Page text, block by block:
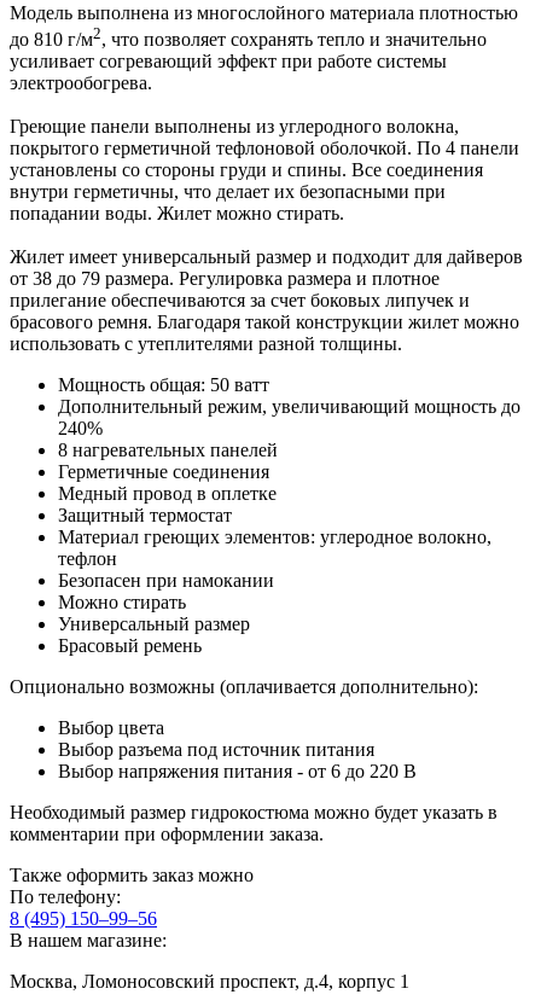
Модель выполнена из многослойного материала плотностью
до 810 г/м2, что позволяет сохранять тепло и значительно
усиливает согревающий эффект при работе системы
электрообогрева.
Греющие панели выполнены из углеродного волокна,
покрытого герметичной тефлоновой оболочкой. По 4 панели
установлены со стороны груди и спины. Все соединения
внутри герметичны, что делает их безопасными при
попадании воды. Жилет можно стирать.
Жилет имеет универсальный размер и подходит для дайверов
от 38 до 79 размера. Регулировка размера и плотное
прилегание обеспечиваются за счет боковых липучек и
брасового ремня. Благодаря такой конструкции жилет можно
использовать с утеплителями разной толщины.
Мощность общая: 50 ватт
Дополнительный режим, увеличивающий мощность до
240%
8 нагревательных панелей
Герметичные соединения
Медный провод в оплетке
Защитный термостат
Материал греющих элементов: углеродное волокно,
тефлон
Безопасен при намокании
Можно стирать
Универсальный размер
Брасовый ремень
Опционально возможны (оплачивается дополнительно):
Выбор цвета
Выбор разъема под источник питания
Выбор напряжения питания - от 6 до 220 В
Необходимый размер гидрокостюма можно будет указать в
комментарии при оформлении заказа.
Также оформить заказ можно
По телефону:
8 (495) 150–99–56
В нашем магазине:
Москва, Ломоносовский проспект, д.4, корпус 1